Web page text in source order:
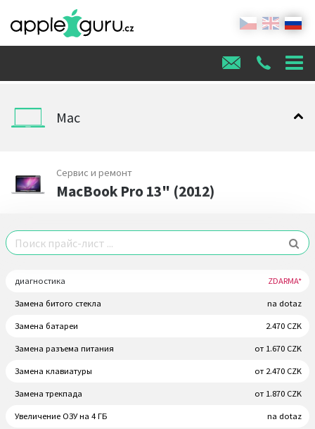
Mac
Сервис и ремонт
MacBook Pro 13" (2012)
диагностика ZDARMA*
Замена битого стекла na dotaz
Замена батареи 2.470 CZK
Замена разъема питания от 1.670 CZK
Замена клавиатуры от 2.470 CZK
Замена трекпада от 1.870 CZK
Увеличение ОЗУ на 4 ГБ na dotaz